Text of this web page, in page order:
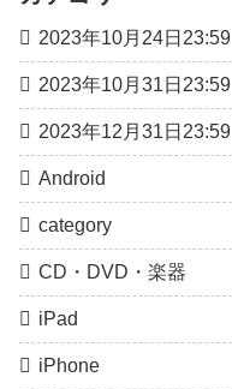
2023年10月24日23:59
2023年10月31日23:59
2023年12月31日23:59
Android
category
CD・DVD・楽器
iPad
iPhone